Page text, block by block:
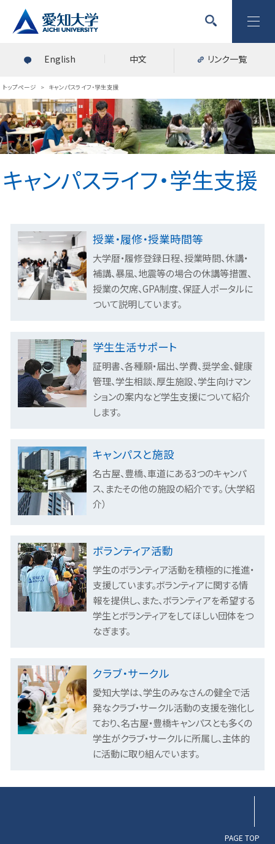
English 中文 リンク一覧
トップページ > キャンパスライフ・学生支援
キャンパスライフ・学生支援
授業・履修・授業時間等
大学暦・履修登録日程、授業時間、休講・
補講、暴風、地震等の場合の休講等措置、
授業の欠席、GPA制度、保証人ポータルに
ついて説明しています。
学生生活サポート
証明書、各種願・届出、学費、奨学金、健康
管理、学生相談、厚生施設、学生向けマン
ションの案内など学生支援について紹介
します。
キャンパスと施設
名古屋、豊橋、車道にある3つのキャンパ
ス、またその他の施設の紹介です。（大学紹
介）
ボランティア活動
学生のボランティア活動を積極的に推進・
支援しています。ボランティアに関する情
報を提供し、また、ボランティアを希望する
学生とボランティアをしてほしい団体をつ
なぎます。
クラブ・サークル
愛知大学は、学生のみなさんの健全で活
発なクラブ・サークル活動の支援を強化し
ており、名古屋・豊橋キャンパスとも多くの
学生がクラブ・サークルに所属し、主体的
に活動に取り組んでいます。
PAGE TOP